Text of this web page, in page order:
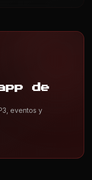
de
eventos y